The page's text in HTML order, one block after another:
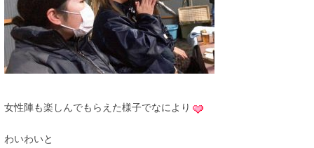
女性陣も楽しんでもらえた様子でなにより
わいわいと